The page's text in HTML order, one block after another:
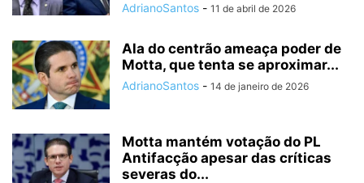
AdrianoSantos - 11 de abril de 2026
Ala do centrão ameaça poder de
Motta, que tenta se aproximar...
AdrianoSantos - 14 de janeiro de 2026
Motta mantém votação do PL
Antifacção apesar das críticas
severas do...